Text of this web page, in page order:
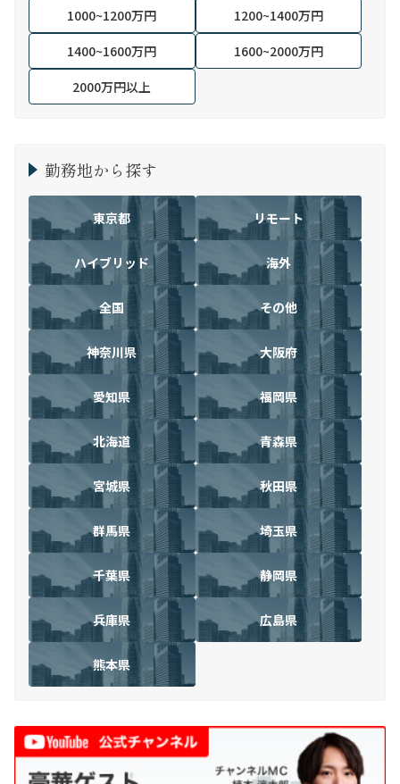
1000~1200万円
1200~1400万円
1400~1600万円
1600~2000万円
2000万円以上
勤務地から探す
東京都 リモート
ハイブリッド 海外
全国 その他
神奈川県 大阪府
愛知県 福岡県
北海道 青森県
宮城県 秋田県
群馬県 埼玉県
千葉県 静岡県
兵庫県 広島県
熊本県